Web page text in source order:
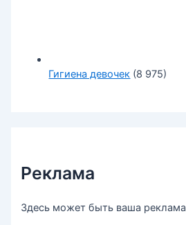
Гигиена девочек (8 975)
Реклама
Здесь может быть ваша реклама